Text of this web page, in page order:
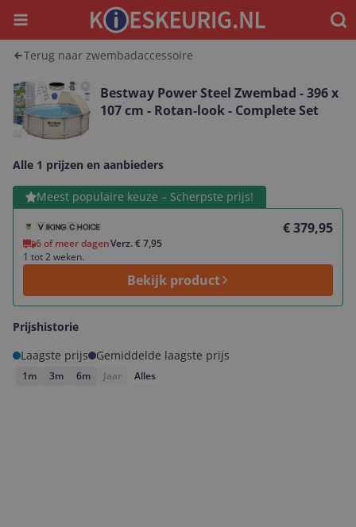
Menu
Terug naar zwembadaccessoire
Bestway Power Steel Zwembad - 396 x
107 cm - Rotan-look - Complete Set
Alle 1 prijzen en aanbieders
Meest populaire keuze – Scherpste prijs!
€ 379,95
6 of meer dagenVerz. € 7,95
1 tot 2 weken.
Bekijk product
Bekijk product
Prijshistorie
Laagste prijs
Gemiddelde laagste prijs
1m 3m 6m Jaar Alles